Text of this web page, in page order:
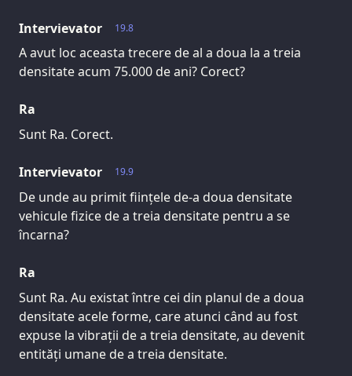
19.8
Intervievator
A avut loc aceasta trecere de al a doua la a treia
densitate acum 75.000 de ani? Corect?
Ra
Sunt Ra. Corect.
19.9
Intervievator
De unde au primit ființele de-a doua densitate
vehicule fizice de a treia densitate pentru a se
încarna?
Ra
Sunt Ra. Au existat între cei din planul de a doua
densitate acele forme, care atunci când au fost
expuse la vibrații de a treia densitate, au devenit
entități umane de a treia densitate.